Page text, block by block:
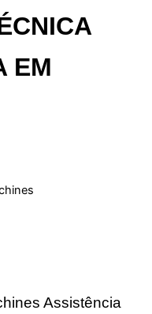
EM
Assistência